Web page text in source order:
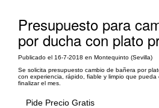
Presupuesto para
por ducha con plato
Publicado el 16-7-2018 en Montequinto (Sevilla)
Se solicita presupuesto cambio de bañera por
con experiencia, rápido, fiable y limpio que pueda
finalizar el mes.
Pide Precio Gratis